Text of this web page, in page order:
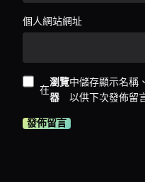
個人網站網址
在
瀏覽
器
中儲存顯示名稱
以供下次發佈留